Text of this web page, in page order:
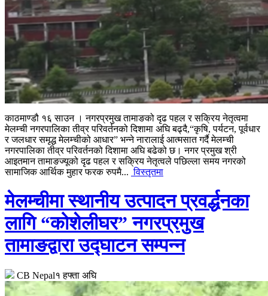
काठमाण्डौ १६ साउन । नगरप्रमुख तामाङको दृढ पहल र सक्रिय नेतृत्वमा
मेलम्ची नगरपालिका तीव्र परिवर्तनको दिशामा अघि बढ्दै,“कृषि, पर्यटन, पूर्वधार
र जलधार समृद्ध मेलम्चीको आधार” भन्ने नारालाई आत्मसात गर्दै मेलम्ची
नगरपालिका तीव्र परिवर्तनको दिशामा अघि बढेको छ। नगर प्रमुख श्री
आइतमान तामाङज्यूको दृढ पहल र सक्रिय नेतृत्वले पछिल्ला समय नगरको
सामाजिक आर्थिक मुहार फरक रुपमै... विस्तृतमा
मेलम्चीमा स्थानीय उत्पादन प्रवर्द्धनका
लागि “कोशेलीघर” नगरप्रमुख
तामाङद्वारा उद्घाटन सम्पन्न
CB Nepal१ हफ्ता अघि